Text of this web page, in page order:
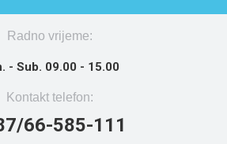
Radno vrijeme:
- Sub. 09.00 - 15.00
Kontakt telefon:
66-585-111